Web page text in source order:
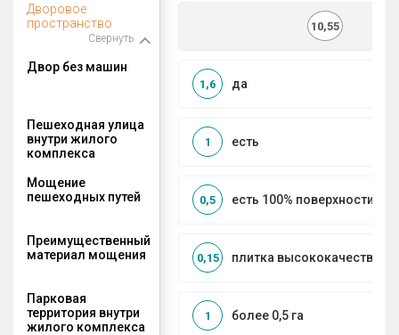
Дворовое
пространство
Свернуть
10,55
Двор без машин
да
1,6
Пешеходная улица
внутри жилого
комплекса
есть
1
Мощение
пешеходных путей
есть 100% поверхности
0,5
Преимущественный
материал мощения
плитка
0,15
Парковая
территория внутри
жилого комплекса
более 0,5 га
1